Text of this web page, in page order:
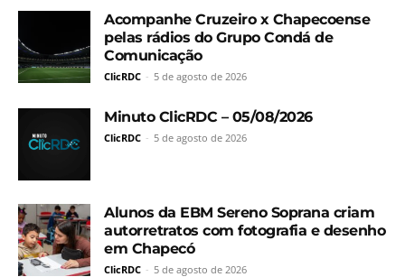
Acompanhe Cruzeiro x Chapecoense
pelas rádios do Grupo Condá de
Comunicação
ClicRDC - 5 de agosto de 2026
Minuto ClicRDC – 05/08/2026
ClicRDC - 5 de agosto de 2026
Alunos da EBM Sereno Soprana criam
autorretratos com fotografia e desenho
em Chapecó
ClicRDC - 5 de agosto de 2026